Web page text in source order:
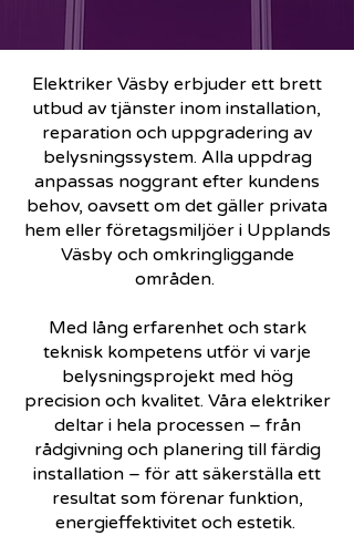
Elektriker Väsby erbjuder ett brett
utbud av tjänster inom installation,
reparation och uppgradering av
belysningssystem. Alla uppdrag
anpassas noggrant efter kundens
behov, oavsett om det gäller privata
hem eller företagsmiljöer i Upplands
Väsby och omkringliggande
områden.
Med lång erfarenhet och stark
teknisk kompetens utför vi varje
belysningsprojekt med hög
precision och kvalitet. Våra elektriker
deltar i hela processen – från
rådgivning och planering till färdig
installation – för att säkerställa ett
resultat som förenar funktion,
energieffektivitet och estetik.